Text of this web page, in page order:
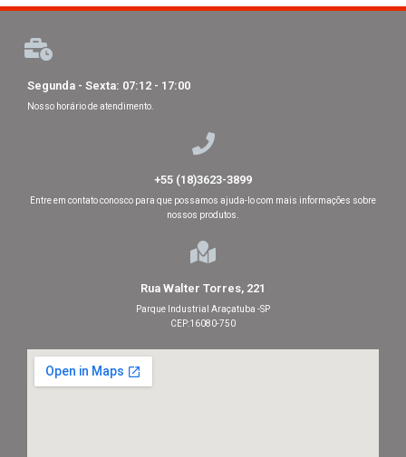
Segunda - Sexta: 07:12 - 17:00
Nosso horário de atendimento.
+55 (18)3623-3899
Entre em contato conosco para que possamos ajuda-lo com mais informações sobre
nossos produtos.
Rua Walter Torres, 221
Parque Industrial Araçatuba -SP
CEP:16080-750